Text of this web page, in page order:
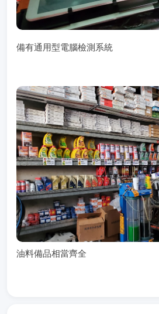
備有通用型電腦檢測系統
油料備品相當齊全